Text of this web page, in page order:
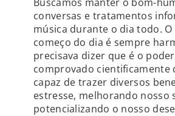
conversas e tratamentos
música durante o dia todo. O
começo do dia é sempre
precisava dizer que é o
comprovado cientificamente
capaz de trazer diversos
estresse, melhorando nosso
potencializando o nosso